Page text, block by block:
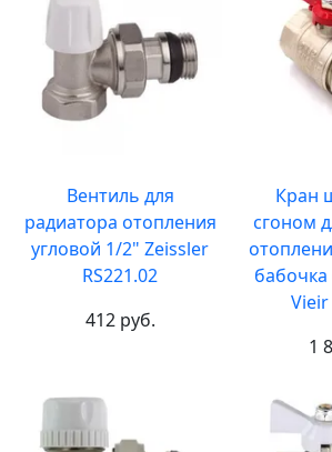
Вентиль для
радиатора отопления
угловой 1/2" Zeissler
RS221.02
412 руб.
Кран
сгоном
Vieir
1